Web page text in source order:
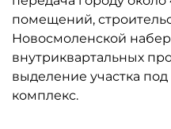
помещений,
Новосмоленской
внутриквартальных
выделение участка
комплекс.